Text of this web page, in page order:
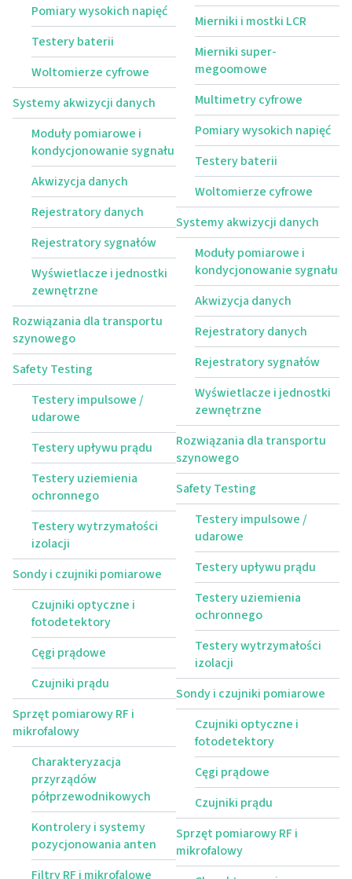
Pomiary wysokich napięć
Testery baterii
Woltomierze cyfrowe
Systemy akwizycji danych
Moduły pomiarowe i
kondycjonowanie sygnału
Akwizycja danych
Rejestratory danych
Rejestratory sygnałów
Wyświetlacze i jednostki
zewnętrzne
Rozwiązania dla transportu
szynowego
Safety Testing
Testery impulsowe /
udarowe
Testery upływu prądu
Testery uziemienia
ochronnego
Testery wytrzymałości
izolacji
Sondy i czujniki pomiarowe
Czujniki optyczne i
fotodetektory
Cęgi prądowe
Czujniki prądu
Sprzęt pomiarowy RF i
mikrofalowy
Charakteryzacja
przyrządów
półprzewodnikowych
Kontrolery i systemy
pozycjonowania anten
Filtry RF i mikrofalowe
Mierniki i mostki LCR
Mierniki super-
megoomowe
Multimetry cyfrowe
Pomiary wysokich napięć
Testery baterii
Woltomierze cyfrowe
Systemy akwizycji danych
Moduły pomiarowe i
kondycjonowanie sygnału
Akwizycja danych
Rejestratory danych
Rejestratory sygnałów
Wyświetlacze i jednostki
zewnętrzne
Rozwiązania dla transportu
szynowego
Safety Testing
Testery impulsowe /
udarowe
Testery upływu prądu
Testery uziemienia
ochronnego
Testery wytrzymałości
izolacji
Sondy i czujniki pomiarowe
Czujniki optyczne i
fotodetektory
Cęgi prądowe
Czujniki prądu
Sprzęt pomiarowy RF i
mikrofalowy